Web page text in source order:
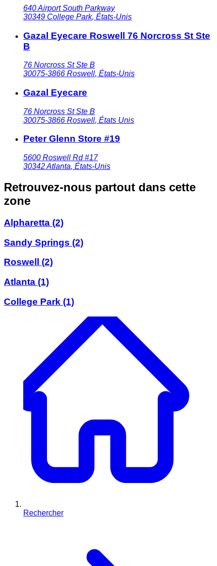
640 Airport South Parkway
30349 College Park, États-Unis
Gazal Eyecare Roswell 76 Norcross St Ste
B
76 Norcross St Ste B
30075-3866 Roswell, États-Unis
Gazal Eyecare
76 Norcross St Ste B
30075-3866 Roswell, États Unis
Peter Glenn Store #19
5600 Roswell Rd #17
30342Atlanta, États-Unis
Retrouvez-nous partout dans cette
zone
Alpharetta (2)
Sandy Springs (2)
Roswell
(2)
Atlanta (1)
College Park (1)
Rechercher